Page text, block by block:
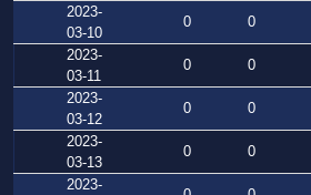
2023-
03-10
0 0
2023-
03-11
0 0
2023-
03-12
0 0
2023-
03-13
0 0
2023-